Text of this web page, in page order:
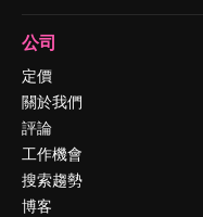
公司
定價
關於我們
評論
工作機會
搜索趨勢
博客